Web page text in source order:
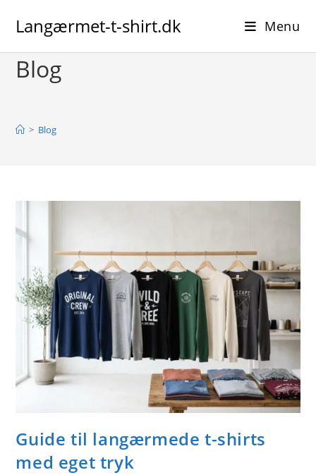
Langærmet-t-shirt.dk Menu
Blog
> Blog
Guide til langærmede t-shirts
med eget tryk